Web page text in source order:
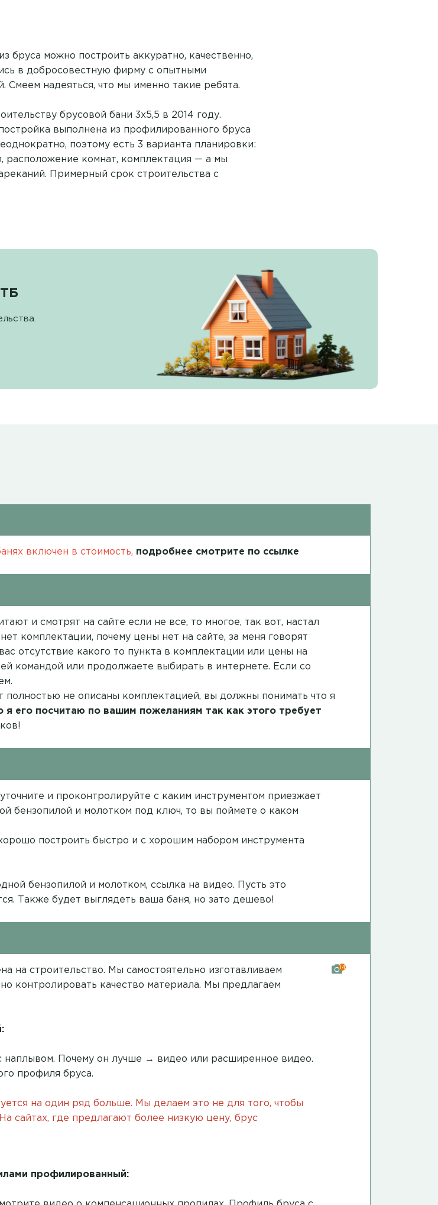
бруса можно построить аккуратно, качественно,
в добросовестную фирму с опытными
Смеем надеяться, что мы именно такие ребята.
брусовой бани 3х5,5 в 2014 году.
выполнена из профилированного бруса
поэтому есть 3 варианта планировки:
расположение комнат, комплектация — а мы
Примерный срок строительства с
включен в стоимость, подробнее смотрите по ссылке
и смотрят на сайте если не все, то многое, так вот, настал
комплектации, почему цены нет на сайте, за меня говорят
отсутствие какого то пункта в комплектации или цены на
командой или продолжаете выбирать в интернете. Если со
полностью не описаны комплектацией, вы должны понимать что я
я его посчитаю по вашим пожеланиям так как этого требует
и проконтролируйте с каким инструментом приезжает
бензопилой и молотком под ключ, то вы поймете о каком
построить быстро и с хорошим набором инструмента
бензопилой и молотком, ссылка на видео. Пусть это
Также будет выглядеть ваша баня, но зато дешево!
на строительство. Мы самостоятельно изготавливаем
контролировать качество материала. Мы предлагаем
наплывом. Почему он лучше → видео или расширенное видео.
профиля бруса.
на один ряд больше. Мы делаем это не для того, чтобы
сайтах, где предлагают более низкую цену, брус
профилированный:
14